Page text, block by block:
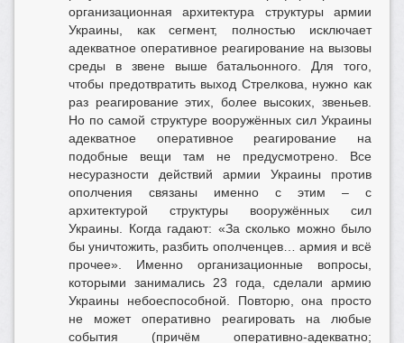
организационная архитектура структуры армии
Украины, как сегмент, полностью исключает
адекватное оперативное реагирование на вызовы
среды в звене выше батальонного. Для того,
чтобы предотвратить выход Стрелкова, нужно как
раз реагирование этих, более высоких, звеньев.
Но по самой структуре вооружённых сил Украины
адекватное оперативное реагирование на
подобные вещи там не предусмотрено. Все
несуразности действий армии Украины против
ополчения связаны именно с этим – с
архитектурой структуры вооружённых сил
Украины. Когда гадают: «За сколько можно было
бы уничтожить, разбить ополченцев… армия и всё
прочее». Именно организационные вопросы,
которыми занимались 23 года, сделали армию
Украины небоеспособной. Повторю, она просто
не может оперативно реагировать на любые
события (причём оперативно-адекватно;